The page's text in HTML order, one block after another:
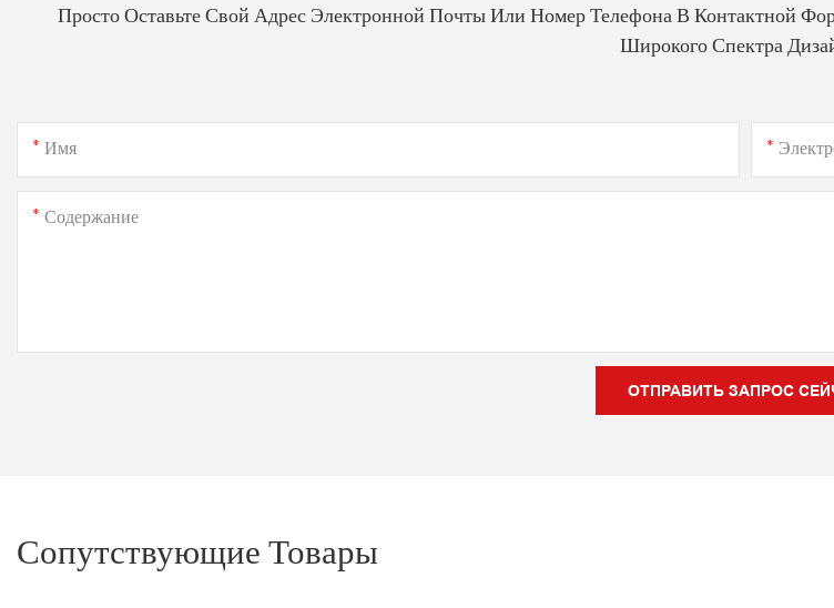
Просто Оставьте Свой Адрес Электронной Почты Или Номер Телефона В Контактной
Широкого Спектра
Имя
Содержание
ОТПРАВИТЬ ЗАПРОС
Сопутствующие Товары